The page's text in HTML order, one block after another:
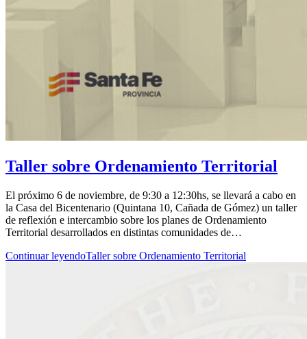
Taller sobre Ordenamiento Territorial
El próximo 6 de noviembre, de 9:30 a 12:30hs, se llevará a cabo en
la Casa del Bicentenario (Quintana 10, Cañada de Gómez) un taller
de reflexión e intercambio sobre los planes de Ordenamiento
Territorial desarrollados en distintas comunidades de…
Continuar leyendoTaller sobre Ordenamiento Territorial